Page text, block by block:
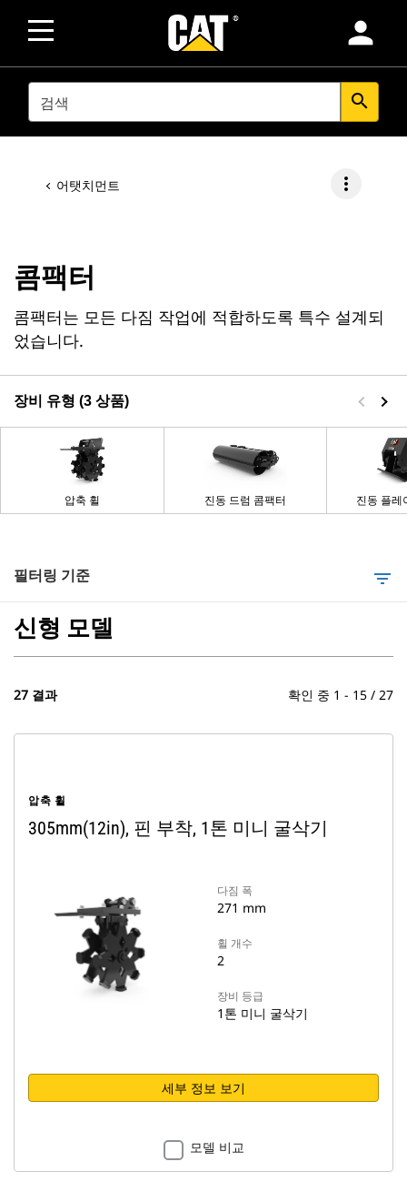
person
SEARCH search
어탯치먼트 more_vert
콤팩터
콤팩터는 모든 다짐 작업에 적합하도록 특수 설계되
었습니다.
장비 유형 (3 상품)
압축 휠 진동 드럼 콤팩터 진동 플레
필터링 기준 filter_list
신형 모델
27 결과 확인 중 1 - 15 / 27
압축 휠
305mm(12in), 핀 부착, 1톤 미니 굴삭기
다짐 폭
271 mm
휠 개수
2
장비 등급
1톤 미니 굴삭기
세부 정보 보기
모델 비교